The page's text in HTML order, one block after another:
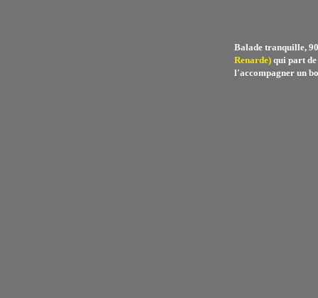
Balade tranquille,
Renarde) qui part de
l'accompagner un